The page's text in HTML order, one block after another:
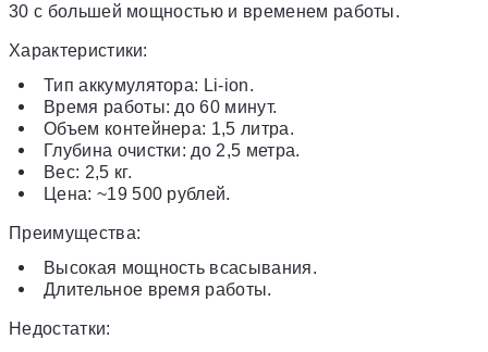
30 с большей мощностью и временем работы.
Характеристики:
Тип аккумулятора: Li-ion.
Время работы: до 60 минут.
Объем контейнера: 1,5 литра.
Глубина очистки: до 2,5 метра.
Вес: 2,5 кг.
Цена: ~19 500 рублей.
Преимущества:
Высокая мощность всасывания.
Длительное время работы.
Недостатки: